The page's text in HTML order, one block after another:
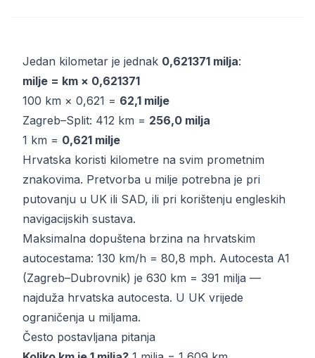
Jedan kilometar je jednak 0,621371 milja:
milje = km × 0,621371
100 km × 0,621 = 62,1 milje
Zagreb–Split: 412 km = 256,0 milja
1 km = 0,621 milje
Hrvatska koristi kilometre na svim prometnim
znakovima. Pretvorba u milje potrebna je pri
putovanju u UK ili SAD, ili pri korištenju engleskih
navigacijskih sustava.
Maksimalna dopuštena brzina na hrvatskim
autocestama: 130 km/h = 80,8 mph. Autocesta A1
(Zagreb–Dubrovnik) je 630 km = 391 milja —
najduža hrvatska autocesta. U UK vrijede
ograničenja u miljama.
Često postavljana pitanja